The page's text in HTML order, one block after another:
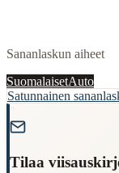
Sananlaskun aiheet
SuomalaisetAuto
Satunnainen
Tilaa